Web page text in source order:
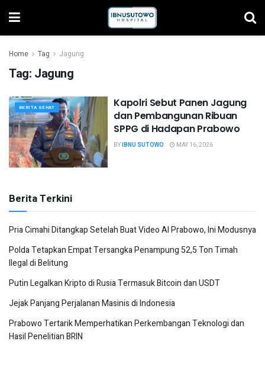
Home Tag Jagung
Tag: Jagung
BERITA SEHAT
Kapolri Sebut Panen Jagung
dan Pembangunan Ribuan
SPPG di Hadapan Prabowo
BYIBNU SUTOWO MAY 16, 2026
Berita Terkini
Pria Cimahi Ditangkap Setelah Buat Video AI Prabowo, Ini Modusnya
Polda Tetapkan Empat Tersangka Penampung 52,5 Ton Timah
Ilegal di Belitung
Putin Legalkan Kripto di Rusia Termasuk Bitcoin dan USDT
Jejak Panjang Perjalanan Masinis di Indonesia
Prabowo Tertarik Memperhatikan Perkembangan Teknologi dan
Hasil Penelitian BRIN